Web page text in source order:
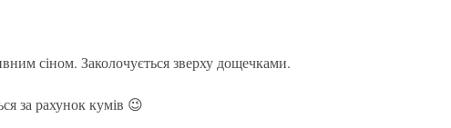
сіном. Заколочується зверху дощечками.
за рахунок кумів 😉